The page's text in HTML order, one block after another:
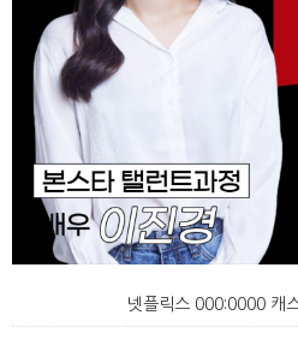
넷플릭스 000:0000 캐